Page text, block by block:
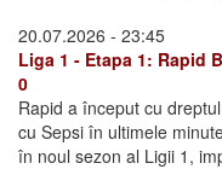
20.07.2026 - 23:45
Liga 1 - Etapa 1: Rapid
0
Rapid a început cu
cu Sepsi în ultimele
în noul sezon al Ligii 1,